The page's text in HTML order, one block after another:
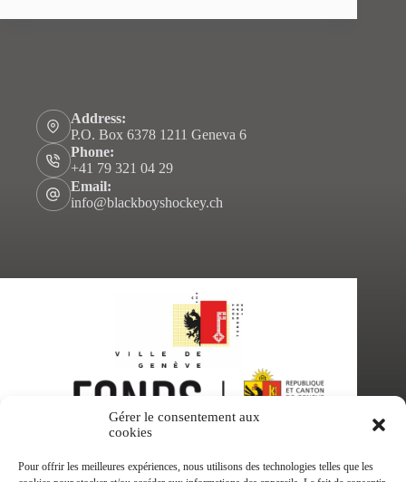
Gérer le consentement aux
cookies
Pour offrir les meilleures expériences, nous utilisons des technologies telles que les
Address:
P.O. Box 6378 1211 Geneva 6
Phone:
+41 79 321 04 29
Email:
info@blackboyshockey.ch